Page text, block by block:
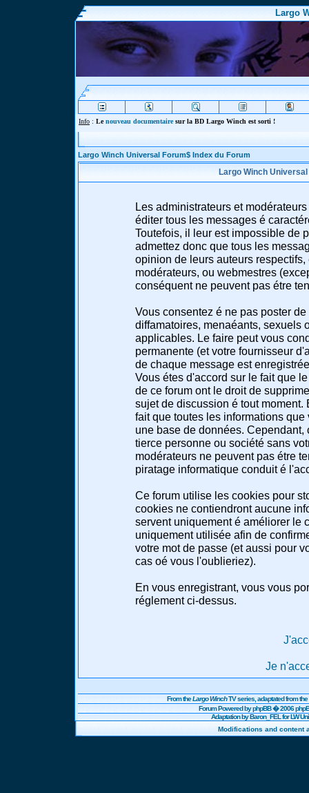
Largo
Info : Lenouveau documentairesur la BD Largo Winch est sorti !
Largo Winch Universal Forum$ Index du Forum
Largo Winch
Les administrateurs et
éditer tous les messages é
Toutefois, il leur est impossible de
admettez donc que tous les
opinion de leurs auteurs
modérateurs, ou webmestres
conséquent ne peuvent pas étre
Vous consentez é ne pas poster
diffamatoires, menaéants, sexuels
applicables. Le faire peut vous
permanente (et votre fournisseur
de chaque message est
Vous étes d'accord sur le fait que
de ce forum ont le droit de
sujet de discussion é tout
fait que toutes les informations
une base de données.
tierce personne ou société sans
modérateurs ne peuvent pas étre
piratage informatique conduit é
Ce forum utilise les cookies pour
cookies ne contiendront aucune
servent uniquement é améliorer le
uniquement utilisée afin de
votre mot de passe (et aussi pour
cas oé vous l'oublieriez).
En vous enregistrant, vous vous
réglement ci-dessus.
Je
From theLargo WinchTV series, adaptated from
Forum Powered byphpBB� 2006
Adaptation by Baron_FEL for LW
Modifications and content